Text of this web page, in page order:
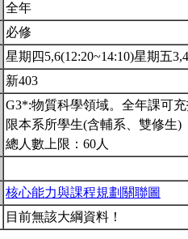
全年
必修
星期四5,6(12:20~14:10)星期五
新403
G3*:物質科學領域。全年課可
限本系所學生(含輔系、雙修生)
總人數上限：60人
核心能力與課程規劃關聯圖
目前無該大綱資料！